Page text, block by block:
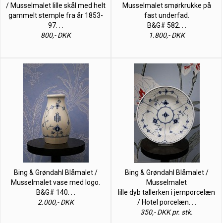
/ Musselmalet lille skål med helt
gammelt stemple fra år 1853-
97. . .
800,- DKK
Musselmalet smørkrukke på
fast underfad.
B&G# 582. . .
1.800,- DKK
Bing & Grøndahl Blåmalet /
Musselmalet vase med logo.
B&G# 140. . .
2.000,- DKK
Bing & Grøndahl Blåmalet /
Musselmalet
lille dyb tallerken i jernporcelæn
/ Hotel porcelæn. . .
350,- DKK pr. stk.